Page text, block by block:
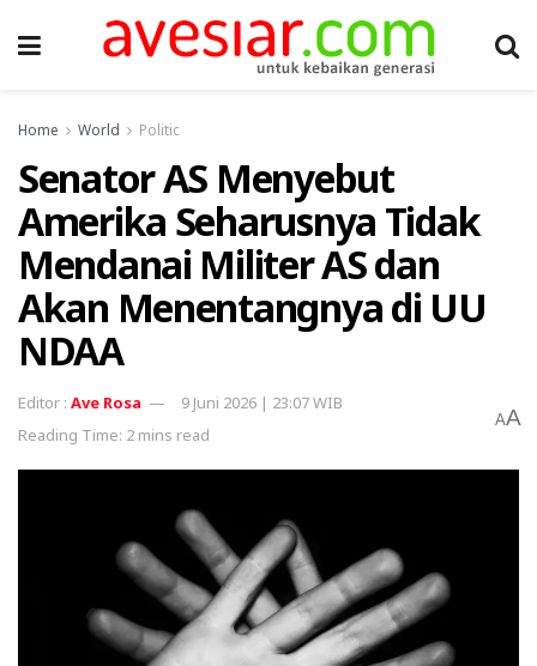
Home World Politic
Senator AS Menyebut
Amerika Seharusnya Tidak
Mendanai Militer AS dan
Akan Menentangnya di UU
NDAA
Ave Rosa
9 Juni 2026 | 23:07 WIB
Reading Time: 2 mins read
AA